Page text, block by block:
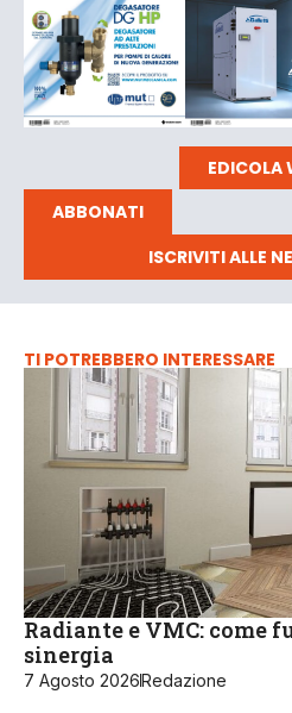
EDICOLA
ABBONATI
ISCRIVITI ALLE
TI POTREBBERO INTERESSARE
Radiante e VMC: come
sinergia
7 Agosto 2026Redazione